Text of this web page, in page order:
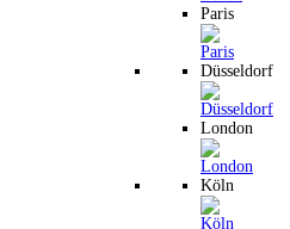
Paris
Düsseldorf
London
Köln